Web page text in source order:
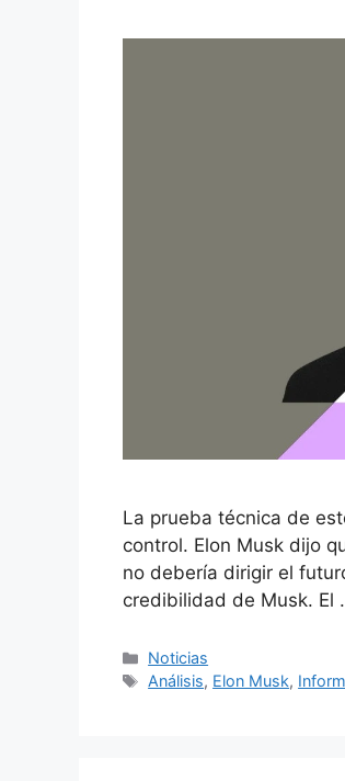
La prueba técnica de
control. Elon Musk dijo
no debería dirigir el
credibilidad de Musk. El
Categorías
Noticias
Etiquetas
Análisis, Elon Musk,